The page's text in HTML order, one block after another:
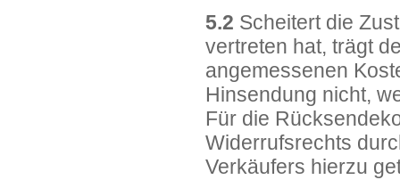
5.2 Scheitert die
vertreten hat, trägt
angemessenen
Hinsendung nicht,
Für die
Widerrufsrechts
Verkäufers hierzu